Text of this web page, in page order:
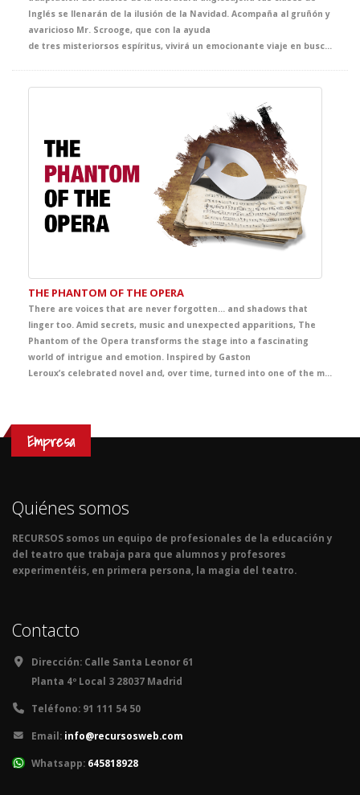
Inglés se llenarán de la ilusión de la Navidad. Acompaña al gruñón y
avaricioso Mr. Scrooge, que con la ayuda
de tres misteriorsos espíritus, vivirá un emocionante viaje en busca del auténtico sentido de la Navidad. El clásico más representado de Dickens se convertirá en la propuesta infalible de tus clases de Inglés y, sin duda, en el mejor regalo que no puede faltar en vuestra agenda de actividades navideñas.
THE PHANTOM OF THE OPERA
There are voices that are never forgotten… and shadows that
linger too. Amid secrets, music and unexpected apparitions, The
Phantom of the Opera transforms the stage into a fascinating
world of intrigue and emotion. Inspired by Gaston
Leroux’s celebrated novel and, over time, turned into one of the most famous and admired titles from Broadway to London’s West End and the wider international stage imagination, this production envelops the audience in an unforgettable story of mystery, beauty and passion. A captivating theatrical experience that offers students a powerful immersion in English, filled with intensity, atmosphere and deep emotion.
Empresa
Quiénes somos
RECURSOS somos un equipo de profesionales de la educación y
del teatro que trabaja para que alumnos y profesores
experimentéis, en primera persona, la magia del teatro.
Contacto
Dirección: Calle Santa Leonor 61
Planta 4º Local 3 28037 Madrid
Teléfono: 91 111 54 50
Email: info@recursosweb.com
Whatsapp: 645818928